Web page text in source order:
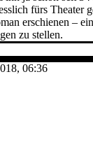
fürs Theater
erschienen –
zu stellen.
06:36